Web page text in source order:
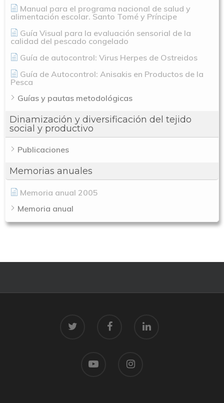
Manual para el programa nacional de salud y
alimentación escolar. Santo Tomé y Príncipe
Guía Visual para la evaluación sensorial de la
calidad del pescado congelado
Guía de autocontrol: Virus Herpes de Ostreidos
Guía de Autocontrol: Anisakis en Productos de la
Pesca
Guías y pautas metodológicas
Dinamización y diversificación del tejido
social y productivo
Publicaciones
Memorias anuales
Memoria anual 2005
Memoria anual